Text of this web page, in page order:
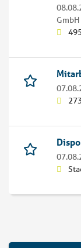
GmbH